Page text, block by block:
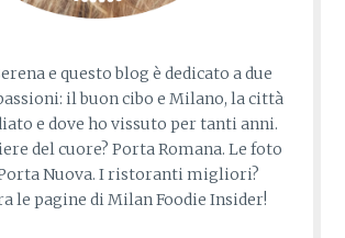
e questo blog è dedicato a due
il buon cibo e Milano, la città
e dove ho vissuto per tanti anni.
del cuore? Porta Romana. Le foto
Nuova. I ristoranti migliori?
le pagine di Milan Foodie Insider!